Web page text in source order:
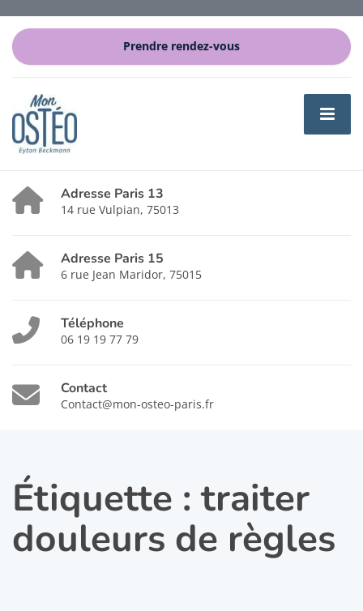
Prendre rendez-vous
Adresse Paris 13
14 rue Vulpian, 75013
Adresse Paris 15
6 rue Jean Maridor, 75015
Téléphone
06 19 19 77 79
Contact
Contact@mon-osteo-paris.fr
Étiquette :traiter
douleurs de règles